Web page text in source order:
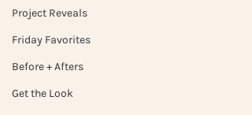
Project Reveals
Friday Favorites
Before + Afters
Get the Look